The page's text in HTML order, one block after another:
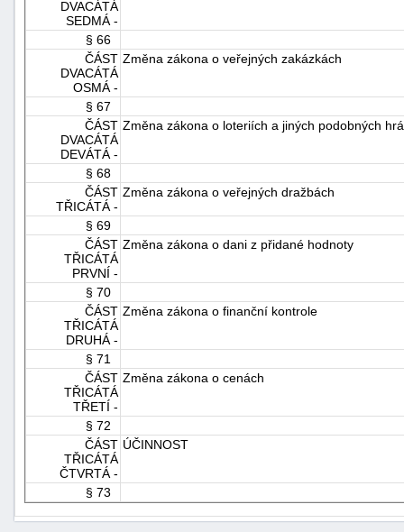
DVACÁTÁ
SEDMÁ -
§ 66
ČÁST
DVACÁTÁ
OSMÁ -
Změna zákona o veřejných zakázkách
§ 67
ČÁST
DVACÁTÁ
DEVÁTÁ -
Změna zákona o loteriích a jiných podobných
§ 68
ČÁST
TŘICÁTÁ -
Změna zákona o veřejných dražbách
§ 69
ČÁST
TŘICÁTÁ
PRVNÍ -
Změna zákona o dani z přidané hodnoty
§ 70
ČÁST
TŘICÁTÁ
DRUHÁ -
Změna zákona o finanční kontrole
§ 71
ČÁST
TŘICÁTÁ
TŘETÍ -
Změna zákona o cenách
§ 72
ČÁST
TŘICÁTÁ
ČTVRTÁ -
ÚČINNOST
§ 73